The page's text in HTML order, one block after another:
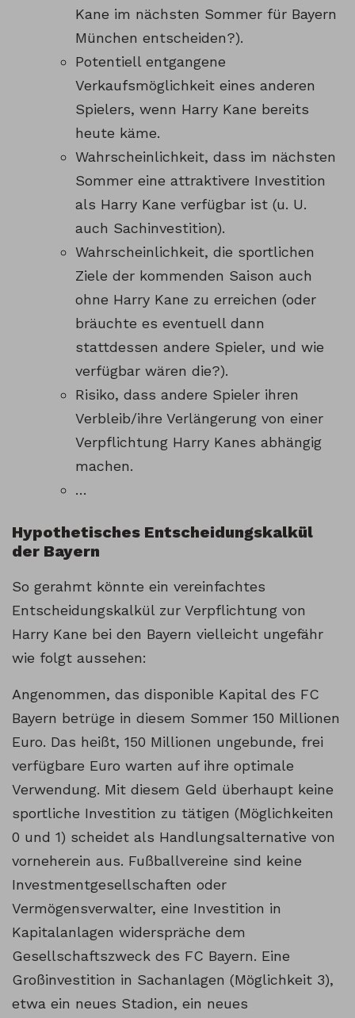
Kane im nächsten Sommer für Bayern
München entscheiden?).
Potentiell entgangene
Verkaufsmöglichkeit eines anderen
Spielers, wenn Harry Kane bereits
heute käme.
Wahrscheinlichkeit, dass im nächsten
Sommer eine attraktivere Investition
als Harry Kane verfügbar ist (u. U.
auch Sachinvestition).
Wahrscheinlichkeit, die sportlichen
Ziele der kommenden Saison auch
ohne Harry Kane zu erreichen (oder
bräuchte es eventuell dann
stattdessen andere Spieler, und wie
verfügbar wären die?).
Risiko, dass andere Spieler ihren
Verbleib/ihre Verlängerung von einer
Verpflichtung Harry Kanes abhängig
machen.
…
Hypothetisches Entscheidungskalkül
der Bayern
So gerahmt könnte ein vereinfachtes
Entscheidungskalkül zur Verpflichtung von
Harry Kane bei den Bayern vielleicht ungefähr
wie folgt aussehen:
Angenommen, das disponible Kapital des FC
Bayern betrüge in diesem Sommer 150 Millionen
Euro. Das heißt, 150 Millionen ungebunde, frei
verfügbare Euro warten auf ihre optimale
Verwendung. Mit diesem Geld überhaupt keine
sportliche Investition zu tätigen (Möglichkeiten
0 und 1) scheidet als Handlungsalternative von
vorneherein aus. Fußballvereine sind keine
Investmentgesellschaften oder
Vermögensverwalter, eine Investition in
Kapitalanlagen widerspräche dem
Gesellschaftszweck des FC Bayern. Eine
Großinvestition in Sachanlagen (Möglichkeit 3),
etwa ein neues Stadion, ein neues